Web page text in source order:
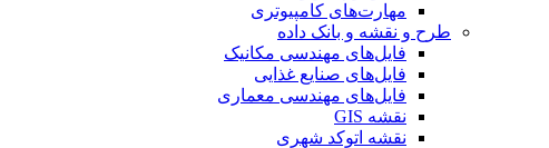
مهارت‌های کامپیوتری
طرح و نقشه و بانک داده
فایل‌های مهندسی مکانیک
فایل‌های صنایع غذایی
فایل‌های مهندسی معماری
نقشه GIS
نقشه اتوکد شهری